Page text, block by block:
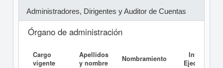
Administradores, Dirigentes y Auditor de Cuentas
Órgano de administración
Cargo
vigente
Apellidos
y nombre
Nombramiento
Informe
Ejecutivo